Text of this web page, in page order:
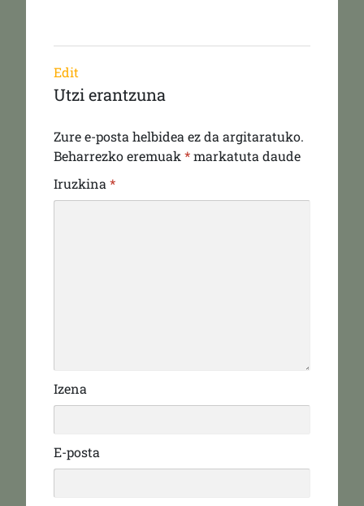
Edit
Utzi erantzuna
Zure e-posta helbidea ez da argitaratuko.
Beharrezko eremuak *markatuta daude
Iruzkina *
Izena
E-posta